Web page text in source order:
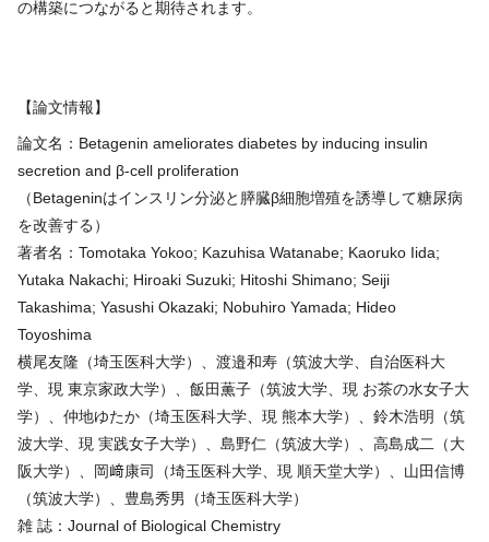
の構築につながると期待されます。
【論文情報】
論文名：Betagenin ameliorates diabetes by inducing insulin
secretion and β-cell proliferation
（Betageninはインスリン分泌と膵臓β細胞増殖を誘導して糖尿病
を改善する）
著者名：Tomotaka Yokoo; Kazuhisa Watanabe; Kaoruko Iida;
Yutaka Nakachi; Hiroaki Suzuki; Hitoshi Shimano; Seiji
Takashima; Yasushi Okazaki; Nobuhiro Yamada; Hideo
Toyoshima
横尾友隆（埼玉医科大学）、渡邉和寿（筑波大学、自治医科大
学、現 東京家政大学）、飯田薫子（筑波大学、現 お茶の水女子大
学）、仲地ゆたか（埼玉医科大学、現 熊本大学）、鈴木浩明（筑
波大学、現 実践女子大学）、島野仁（筑波大学）、高島成二（大
阪大学）、岡﨑康司（埼玉医科大学、現 順天堂大学）、山田信博
（筑波大学）、豊島秀男（埼玉医科大学）
雑 誌：Journal of Biological Chemistry